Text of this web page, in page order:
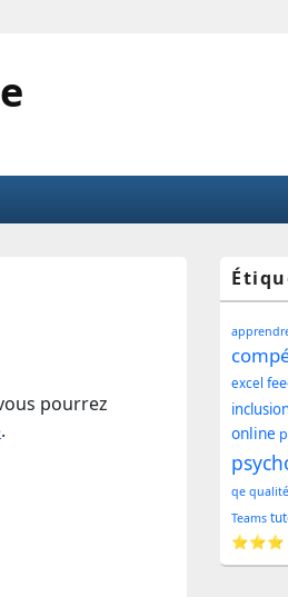
pourrez
.
de
la
excel
inclusion
online
qe qualité
Teams
⭐⭐⭐